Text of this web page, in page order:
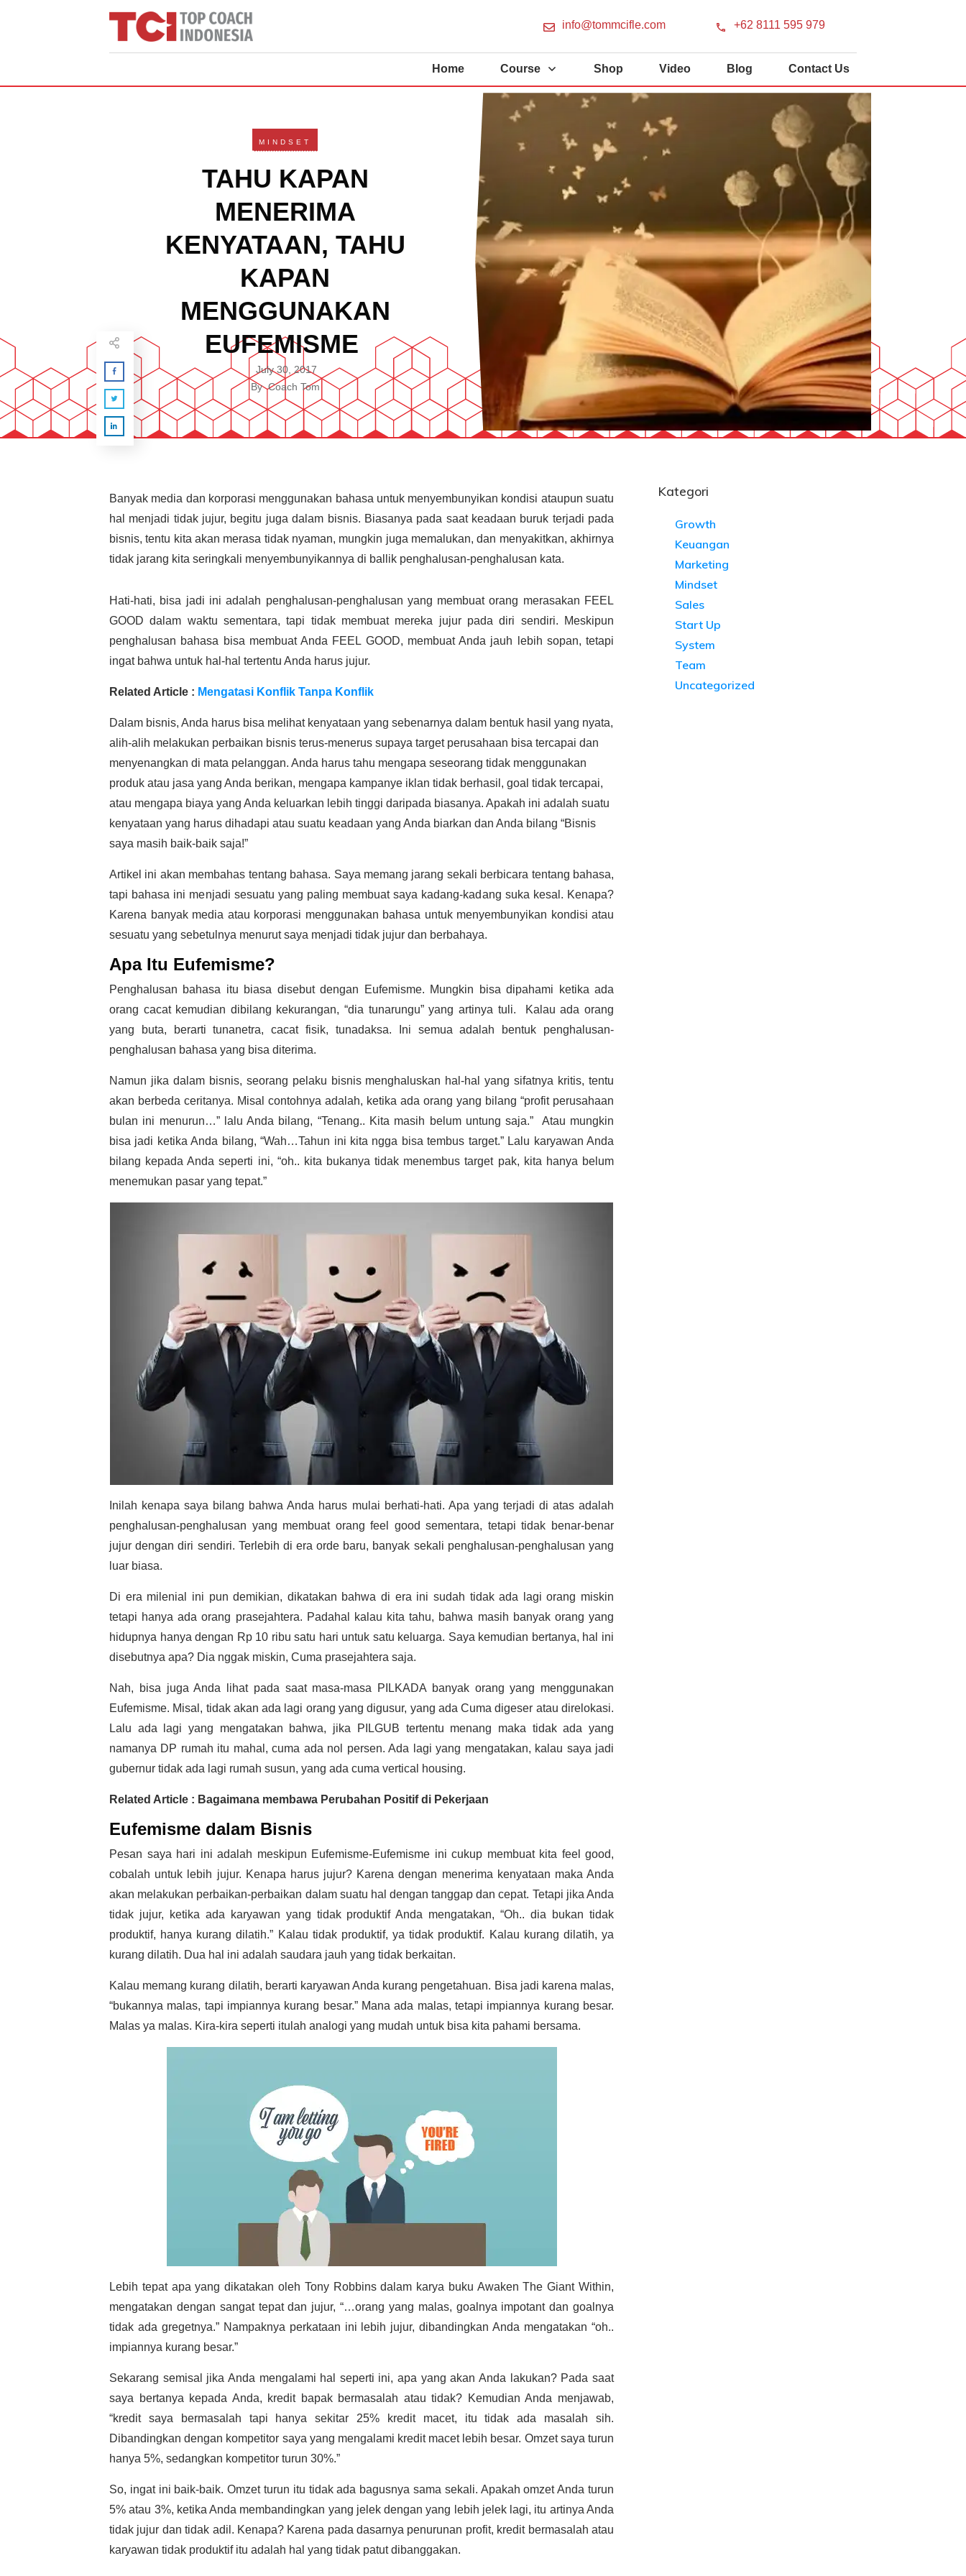
info@tommcifle.com +62 8111 595 979
Home Course Shop Video Blog Contact Us
MINDSET
TAHU KAPAN
MENERIMA
KENYATAAN, TAHU
KAPAN
MENGGUNAKAN
EUFEMISME
July 30, 2017
ByCoach Tom
Banyak media dan korporasi menggunakan bahasa untuk menyembunyikan kondisi ataupun suatu
hal menjadi tidak jujur, begitu juga dalam bisnis. Biasanya pada saat keadaan buruk terjadi pada
bisnis, tentu kita akan merasa tidak nyaman, mungkin juga memalukan, dan menyakitkan, akhirnya
tidak jarang kita seringkali menyembunyikannya di ballik penghalusan-penghalusan kata.
Hati-hati, bisa jadi ini adalah penghalusan-penghalusan yang membuat orang merasakan FEEL
GOOD dalam waktu sementara, tapi tidak membuat mereka jujur pada diri sendiri. Meskipun
penghalusan bahasa bisa membuat Anda FEEL GOOD, membuat Anda jauh lebih sopan, tetapi
ingat bahwa untuk hal-hal tertentu Anda harus jujur.
Related Article : Mengatasi Konflik Tanpa Konflik
Dalam bisnis, Anda harus bisa melihat kenyataan yang sebenarnya dalam bentuk hasil yang nyata,
alih-alih melakukan perbaikan bisnis terus-menerus supaya target perusahaan bisa tercapai dan
menyenangkan di mata pelanggan. Anda harus tahu mengapa seseorang tidak menggunakan
produk atau jasa yang Anda berikan, mengapa kampanye iklan tidak berhasil, goal tidak tercapai,
atau mengapa biaya yang Anda keluarkan lebih tinggi daripada biasanya. Apakah ini adalah suatu
kenyataan yang harus dihadapi atau suatu keadaan yang Anda biarkan dan Anda bilang “Bisnis
saya masih baik-baik saja!”
Artikel ini akan membahas tentang bahasa. Saya memang jarang sekali berbicara tentang bahasa,
tapi bahasa ini menjadi sesuatu yang paling membuat saya kadang-kadang suka kesal. Kenapa?
Karena banyak media atau korporasi menggunakan bahasa untuk menyembunyikan kondisi atau
sesuatu yang sebetulnya menurut saya menjadi tidak jujur dan berbahaya.
Apa Itu Eufemisme?
Penghalusan bahasa itu biasa disebut dengan Eufemisme. Mungkin bisa dipahami ketika ada
orang cacat kemudian dibilang kekurangan, “dia tunarungu” yang artinya tuli.
Kalau ada orang
yang buta, berarti tunanetra, cacat fisik, tunadaksa. Ini semua adalah bentuk penghalusan-
penghalusan bahasa yang bisa diterima.
Namun jika dalam bisnis, seorang pelaku bisnis menghaluskan hal-hal yang sifatnya kritis, tentu
akan berbeda ceritanya. Misal contohnya adalah, ketika ada orang yang bilang “profit perusahaan
bulan ini menurun…” lalu Anda bilang, “Tenang.. Kita masih belum untung saja.”
Atau mungkin
bisa jadi ketika Anda bilang, “Wah…Tahun ini kita ngga bisa tembus target.” Lalu karyawan Anda
bilang kepada Anda seperti ini, “oh.. kita bukanya tidak menembus target pak, kita hanya belum
menemukan pasar yang tepat.”
Inilah kenapa saya bilang bahwa Anda harus mulai berhati-hati. Apa yang terjadi di atas adalah
penghalusan-penghalusan yang membuat orang feel good sementara, tetapi tidak benar-benar
jujur dengan diri sendiri. Terlebih di era orde baru, banyak sekali penghalusan-penghalusan yang
luar biasa.
Di era milenial ini pun demikian, dikatakan bahwa di era ini sudah tidak ada lagi orang miskin
tetapi hanya ada orang prasejahtera. Padahal kalau kita tahu, bahwa masih banyak orang yang
hidupnya hanya dengan Rp 10 ribu satu hari untuk satu keluarga. Saya kemudian bertanya, hal ini
disebutnya apa? Dia nggak miskin, Cuma prasejahtera saja.
Nah, bisa juga Anda lihat pada saat masa-masa PILKADA banyak orang yang menggunakan
Eufemisme. Misal, tidak akan ada lagi orang yang digusur, yang ada Cuma digeser atau direlokasi.
Lalu ada lagi yang mengatakan bahwa, jika PILGUB tertentu menang maka tidak ada yang
namanya DP rumah itu mahal, cuma ada nol persen. Ada lagi yang mengatakan, kalau saya jadi
gubernur tidak ada lagi rumah susun, yang ada cuma vertical housing.
Related Article : Bagaimana membawa Perubahan Positif di Pekerjaan
Eufemisme dalam Bisnis
Pesan saya hari ini adalah meskipun Eufemisme-Eufemisme ini cukup membuat kita feel good,
cobalah untuk lebih jujur. Kenapa harus jujur? Karena dengan menerima kenyataan maka Anda
akan melakukan perbaikan-perbaikan dalam suatu hal dengan tanggap dan cepat. Tetapi jika Anda
tidak jujur, ketika ada karyawan yang tidak produktif Anda mengatakan, “Oh.. dia bukan tidak
produktif, hanya kurang dilatih.” Kalau tidak produktif, ya tidak produktif. Kalau kurang dilatih, ya
kurang dilatih. Dua hal ini adalah saudara jauh yang tidak berkaitan.
Kalau memang kurang dilatih, berarti karyawan Anda kurang pengetahuan. Bisa jadi karena malas,
“bukannya malas, tapi impiannya kurang besar.” Mana ada malas, tetapi impiannya kurang besar.
Malas ya malas. Kira-kira seperti itulah analogi yang mudah untuk bisa kita pahami bersama.
Lebih tepat apa yang dikatakan oleh Tony Robbins dalam karya buku Awaken The Giant Within,
mengatakan dengan sangat tepat dan jujur, “…orang yang malas, goalnya impotant dan goalnya
tidak ada gregetnya.” Nampaknya perkataan ini lebih jujur, dibandingkan Anda mengatakan “oh..
impiannya kurang besar.”
Sekarang semisal jika Anda mengalami hal seperti ini, apa yang akan Anda lakukan? Pada saat
saya bertanya kepada Anda, kredit bapak bermasalah atau tidak? Kemudian Anda menjawab,
“kredit saya bermasalah tapi hanya sekitar 25% kredit macet, itu tidak ada masalah sih.
Dibandingkan dengan kompetitor saya yang mengalami kredit macet lebih besar. Omzet saya turun
hanya 5%, sedangkan kompetitor turun 30%.”
So, ingat ini baik-baik. Omzet turun itu tidak ada bagusnya sama sekali. Apakah omzet Anda turun
5% atau 3%, ketika Anda membandingkan yang jelek dengan yang lebih jelek lagi, itu artinya Anda
tidak jujur dan tidak adil. Kenapa? Karena pada dasarnya penurunan profit, kredit bermasalah atau
karyawan tidak produktif itu adalah hal yang tidak patut dibanggakan.
Kategori
Growth
Keuangan
Marketing
Mindset
Sales
Start Up
System
Team
Uncategorized